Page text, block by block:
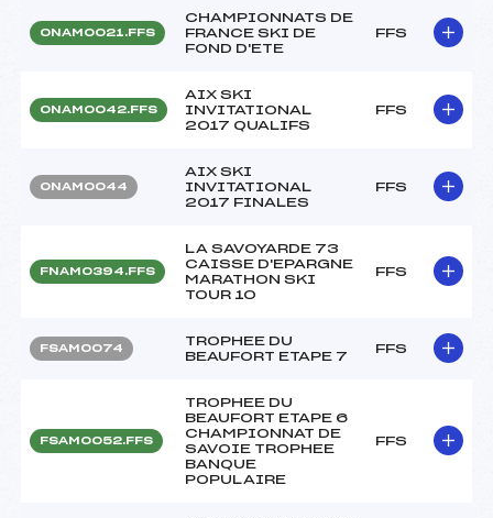
ONAM0021.FFS
CHAMPIONNATS DE
FRANCE SKI DE
FOND D'ETE
FFS
ONAM0042.FFS
AIX SKI
INVITATIONAL
2017 QUALIFS
FFS
ONAM0044
AIX SKI
INVITATIONAL
2017 FINALES
FFS
FNAM0394.FFS
LA SAVOYARDE 73
CAISSE D'EPARGNE
MARATHON SKI
TOUR 10
FFS
FSAM0074
TROPHEE DU
BEAUFORT ETAPE 7
FFS
FSAM0052.FFS
TROPHEE DU
BEAUFORT ETAPE 6
CHAMPIONNAT DE
SAVOIE TROPHEE
BANQUE
POPULAIRE
FFS